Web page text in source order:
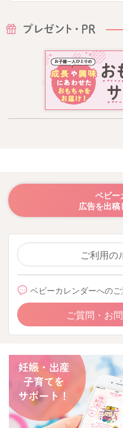
ベビー
広告を出稿
ご利用の
ベビーカレンダーへの
ご質問・お